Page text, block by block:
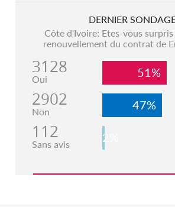
DERNIER
Côte d'Ivoire: Etes-vous
renouvellement du contrat de
3128
Oui 51%
2902
Non 47%
112
Sans avis 2%